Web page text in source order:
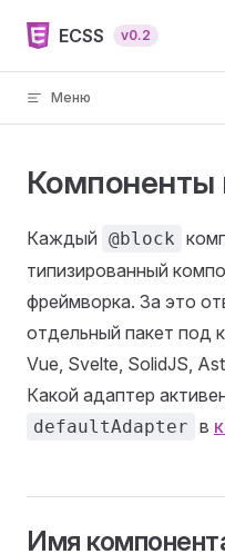
Skip to content
ECSS v0.2
Меню
Компоненты
Каждый @block
типизированный
фреймворка. За это
отдельный пакет под
Vue, Svelte, SolidJS,
Какой адаптер
defaultAdapter в
Имя